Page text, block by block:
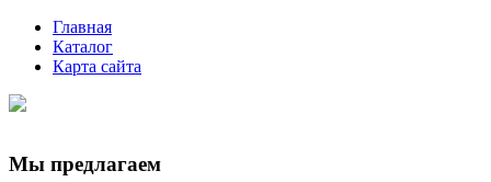
Главная
Каталог
Карта сайта
Мы предлагаем